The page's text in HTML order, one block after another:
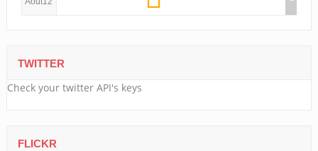
TWITTER
Check your twitter API's keys
FLICKR